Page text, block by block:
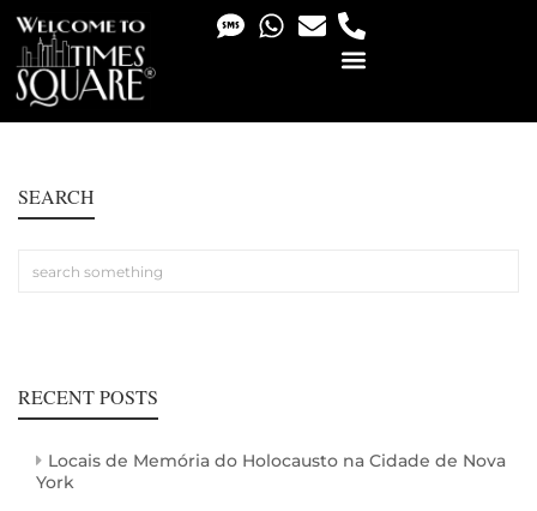
SEARCH
RECENT POSTS
Locais de Memória do Holocausto na Cidade de Nova
York